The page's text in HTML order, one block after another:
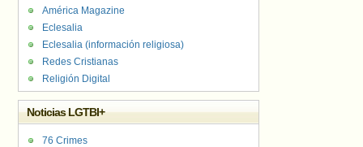
América Magazine
Eclesalia
Eclesalia (información religiosa)
Redes Cristianas
Religión Digital
Noticias LGTBI+
76 Crimes